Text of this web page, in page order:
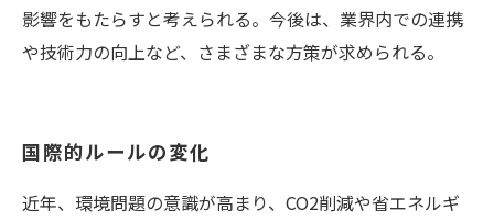
影響をもたらすと考えられる。今後は、業界内での連携
や技術力の向上など、さまざまな方策が求められる。
国際的ルールの変化
近年、環境問題の意識が高まり、CO2削減や省エネルギ